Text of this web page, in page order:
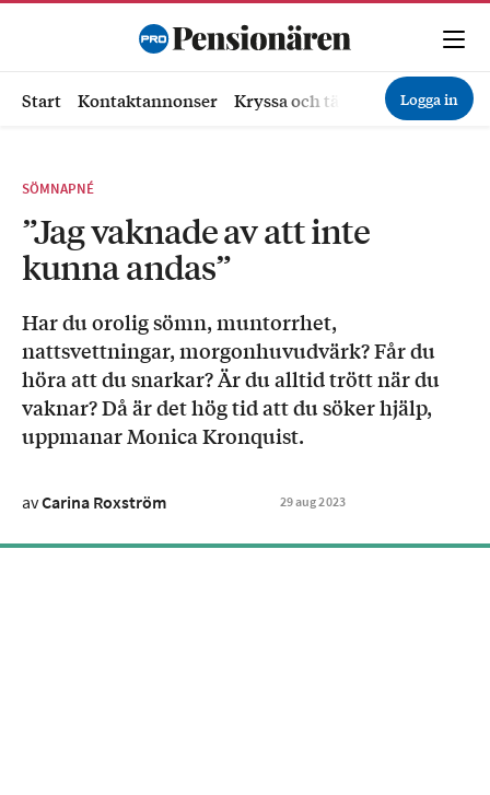
Start Kontaktannonser Kryssa och tävla Ekonomi
Logga in
SÖMNAPNÉ
”Jag vaknade av att inte
kunna andas”
Har du orolig sömn, muntorrhet,
nattsvettningar, morgonhuvudvärk? Får du
höra att du snarkar? Är du alltid trött när du
vaknar? Då är det hög tid att du söker hjälp,
uppmanar Monica Kronquist.
avCarina Roxström 29aug2023